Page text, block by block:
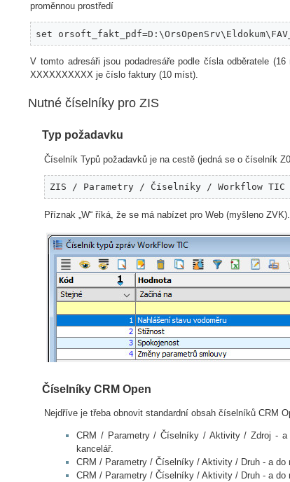
proměnnou prostředí
set
V tomto adresáři jsou podadresáře podle čísla odběratele
XXXXXXXXXX je číslo faktury (10 míst).
Nutné číselníky pro ZIS
Typ požadavku
Číselník Typů požadavků je na cestě (jedná se o číselník
ZIS / Parametry / Číselníky / Workflow
Příznak „W“ říká, že se má nabízet pro Web (myšleno ZVK).
Číselníky CRM Open
Nejdříve je třeba obnovit standardní obsah číselníků CRM
CRM / Parametry / Číselníky / Aktivity / Zdroj - a
kancelář.
CRM / Parametry / Číselníky / Aktivity / Druh - a do
CRM / Parametry / Číselníky / Aktivity / Druh - a do